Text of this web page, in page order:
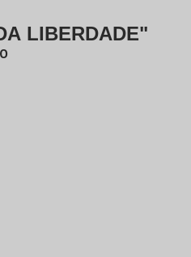
LIBERDADE"